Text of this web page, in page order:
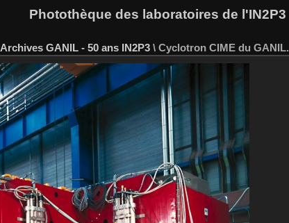
Photothèque des laboratoires de l'IN2P3
Archives GANIL - 50 ans IN2P3 \ Cyclotron CIME du GANIL.